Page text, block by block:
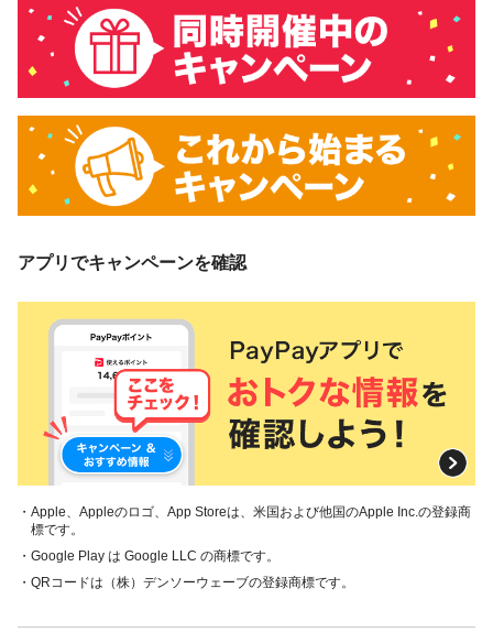
アプリでキャンペーンを確認
・Apple、Appleのロゴ、App Storeは、米国および他国のApple Inc.の登録商
標です。
・Google Play は Google LLC の商標です。
・QRコードは（株）デンソーウェーブの登録商標です。